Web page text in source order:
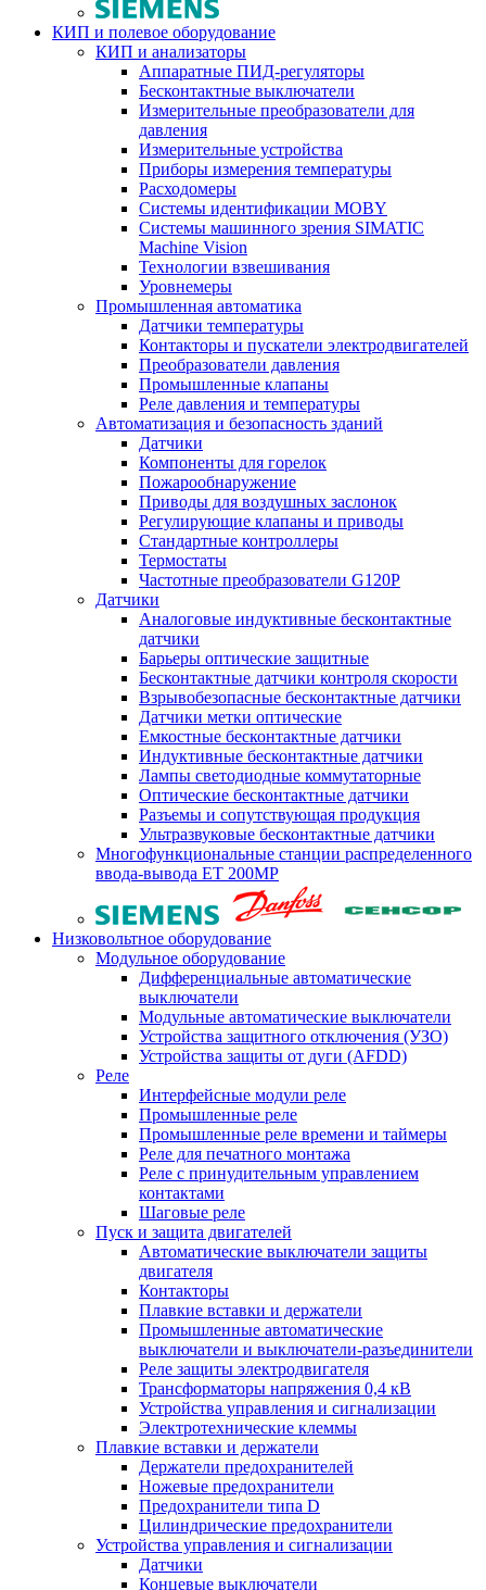
КИП и полевое оборудование
КИП и анализаторы
Аппаратные ПИД-регуляторы
Бесконтактные выключатели
Измерительные преобразователи для
давления
Измерительные устройства
Приборы измерения температуры
Расходомеры
Системы идентификации MOBY
Системы машинного зрения SIMATIC
Machine Vision
Технологии взвешивания
Уровнемеры
Промышленная автоматика
Датчики температуры
Контакторы и пускатели электродвигателей
Преобразователи давления
Промышленные клапаны
Реле давления и температуры
Автоматизация и безопасность зданий
Датчики
Компоненты для горелок
Пожарообнаружение
Приводы для воздушных заслонок
Регулирующие клапаны и приводы
Стандартные контроллеры
Термостаты
Частотные преобразователи G120P
Датчики
Аналоговые индуктивные бесконтактные
датчики
Барьеры оптические защитные
Бесконтактные датчики контроля скорости
Взрывобезопасные бесконтактные датчики
Датчики метки оптические
Емкостные бесконтактные датчики
Индуктивные бесконтактные датчики
Лампы светодиодные коммутаторные
Оптические бесконтактные датчики
Разъемы и сопутствующая продукция
Ультразвуковые бесконтактные датчики
Многофункциональные станции распределенного
ввода-вывода ET 200MP
Низковольтное оборудование
Модульное оборудование
Дифференциальные автоматические
выключатели
Модульные автоматические выключатели
Устройства защитного отключения (УЗО)
Устройства защиты от дуги (AFDD)
Реле
Интерфейсные модули реле
Промышленные реле
Промышленные реле времени и таймеры
Реле для печатного монтажа
Реле с принудительным управлением
контактами
Шаговые реле
Пуск и защита двигателей
Автоматические выключатели защиты
двигателя
Контакторы
Плавкие вставки и держатели
Промышленные автоматические
выключатели и выключатели-разъединители
Реле защиты электродвигателя
Трансформаторы напряжения 0,4 кВ
Устройства управления и сигнализации
Электротехнические клеммы
Плавкие вставки и держатели
Держатели предохранителей
Ножевые предохранители
Предохранители типа D
Цилиндрические предохранители
Устройства управления и сигнализации
Датчики
Концевые выключатели